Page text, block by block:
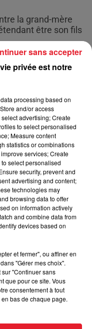
la grand-mère
être son fils
sa bataille...
de la tour
désaccords
: encore
avant
: les ossements
disparus...
privée est notre
processing based on
and/or access
advertising; Create
to select personalised
Measure content
statistics or combinations
services; Create
select personalised
security, prevent and
advertising and content;
technologies may
browsing data to offer
on information actively
and combine data from
devices based on
et fermer", ou affiner en
"Gérer mes choix".
"Continuer sans
que pour ce site. Vous
consentement à tout
bas de chaque page.
sans accepter